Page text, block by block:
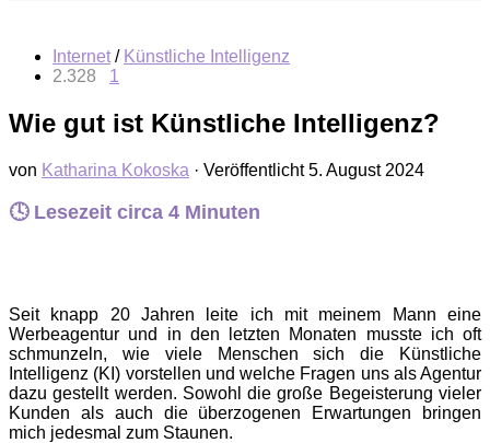
Internet / Künstliche Intelligenz
2.328 1
Wie gut ist Künstliche Intelligenz?
von Katharina Kokoska · Veröffentlicht5. August 2024
🕓 Lesezeit circa 4 Minuten
Seit knapp 20 Jahren leite ich mit meinem Mann eine
Werbeagentur und in den letzten Monaten musste ich oft
schmunzeln, wie viele Menschen sich die Künstliche
Intelligenz (KI) vorstellen und welche Fragen uns als Agentur
dazu gestellt werden. Sowohl die große Begeisterung vieler
Kunden als auch die überzogenen Erwartungen bringen
mich jedesmal zum Staunen.